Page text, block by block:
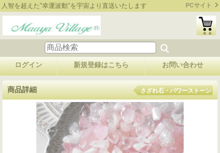
人智を超えた"幸運波動"を宇宙より直送いたします PCサイト
ログイン 新規登録はこちら お問い合わせ
商品詳細 さざれ石・パワーストーン